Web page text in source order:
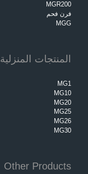
MGR200
فرن فحم
MGG
المنتجات المنزلية
MG1
MG10
MG20
MG25
MG26
MG30
Other Products